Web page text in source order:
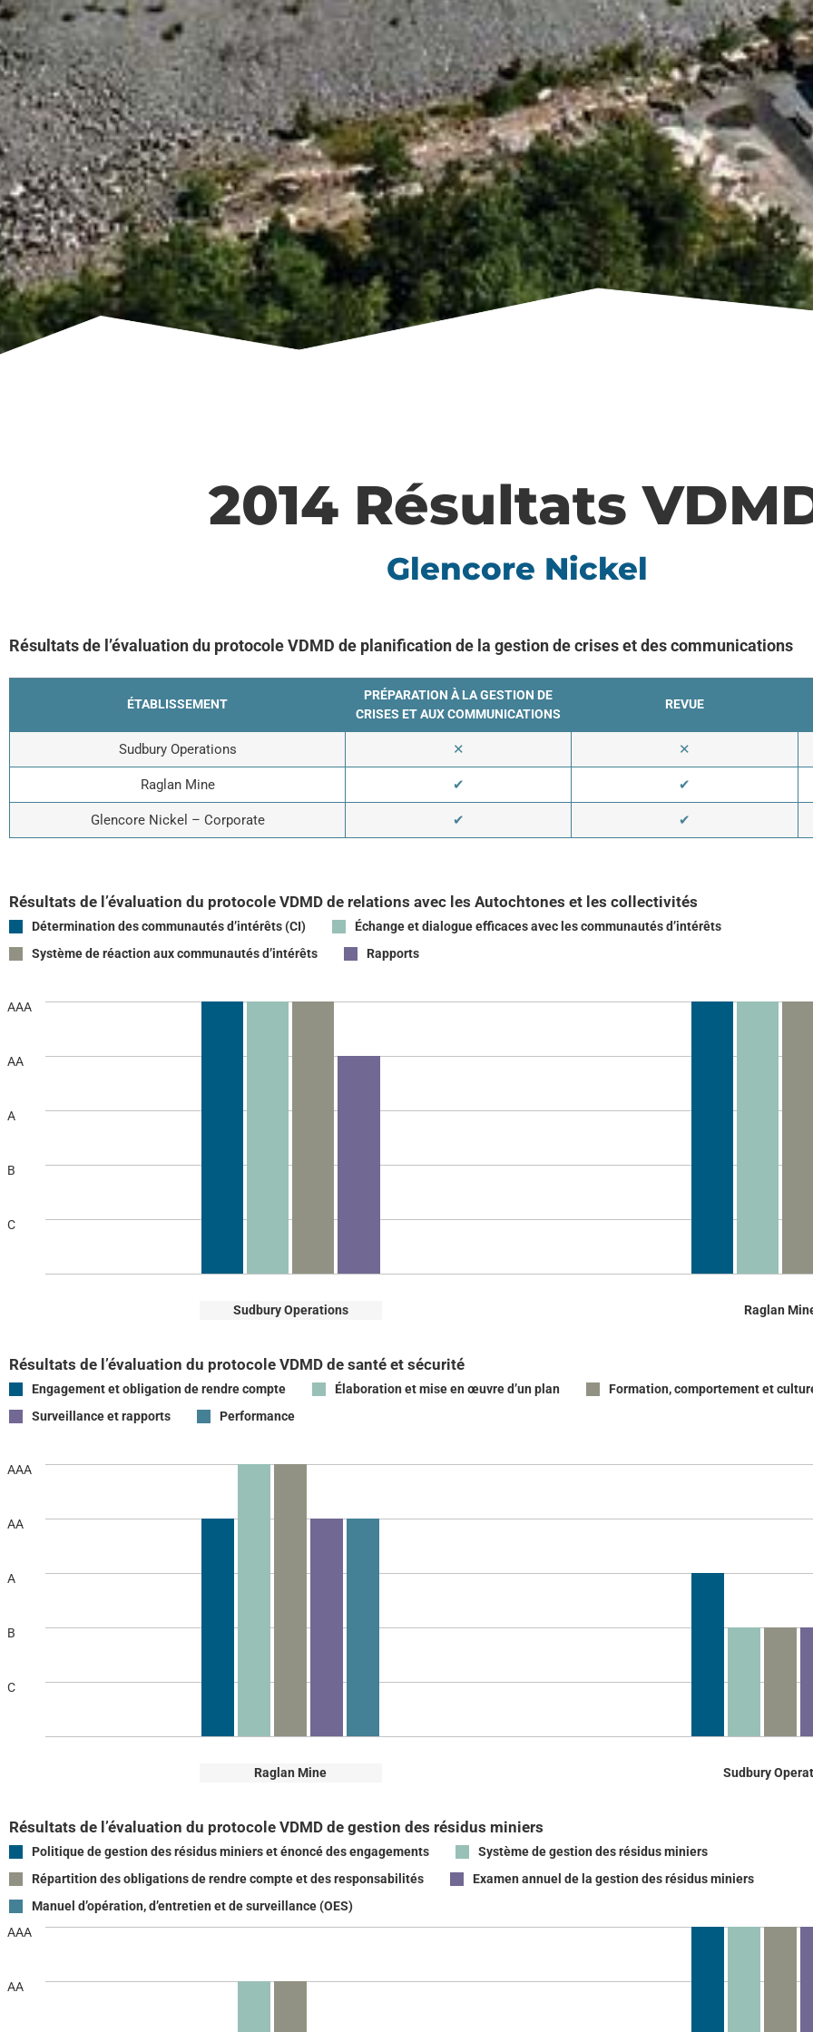
2014 Résultats
Glencore Nickel
Résultats de l’évaluation du protocole VDMD de planification de la gestion de crises et des communications
ÉTABLISSEMENT
PRÉPARATION À LA GESTION DE
CRISES ET AUX COMMUNICATIONS
REVUE
Sudbury Operations ✕ ✕
Raglan Mine ✔ ✔
Glencore Nickel – Corporate ✔ ✔
Résultats de l’évaluation du protocole VDMD de relations avec les Autochtones et les collectivités
Détermination des communautés d’intérêts (CI)
Échange et dialogue efficaces avec les communautés d’intérêts
Système de réaction aux communautés d’intérêts
Rapports
Sudbury Operations Raglan
AAA
AA
A
B
C
Résultats de l’évaluation du protocole VDMD de santé et sécurité
Engagement et obligation de rendre compte Élaboration et mise en œuvre d’un plan
Formation, comportement et
Surveillance et rapports
Performance
Raglan Mine Sudbury
AAA
AA
A
B
C
Résultats de l’évaluation du protocole VDMD de gestion des résidus miniers
Politique de gestion des résidus miniers et énoncé des engagements
Système de gestion des résidus miniers
Répartition des obligations de rendre compte et des responsabilités
Examen annuel de la gestion des résidus miniers
Manuel d’opération, d’entretien et de surveillance (OES)
AAA
AA